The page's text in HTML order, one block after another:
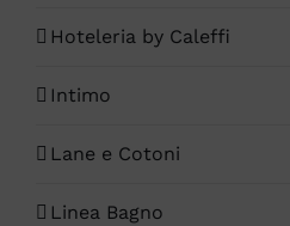
Hoteleria by Caleffi
Intimo
Lane e Cotoni
Linea Bagno